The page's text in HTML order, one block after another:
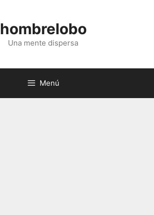
hombrelobo
Una mente dispersa
Menú